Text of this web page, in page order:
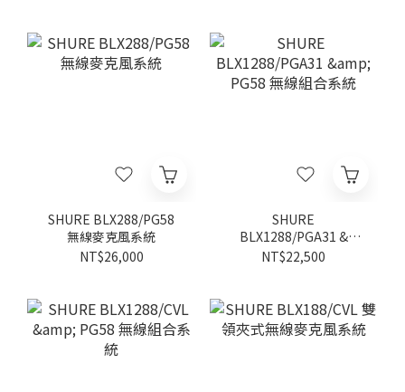
SHURE BLX288/PG58
無線麥克風系統
NT$26,000
SHURE
BLX1288/PGA31 &
PG58 無線組合系統
NT$22,500